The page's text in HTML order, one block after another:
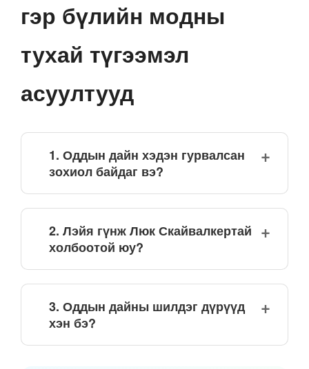
гэр бүлийн модны
тухай түгээмэл
асуултууд
1. Оддын дайн хэдэн гурвалсан
зохиол байдаг вэ?
2. Лэйя гүнж Люк Скайвалкертай
холбоотой юу?
3. Оддын дайны шилдэг дүрүүд
хэн бэ?